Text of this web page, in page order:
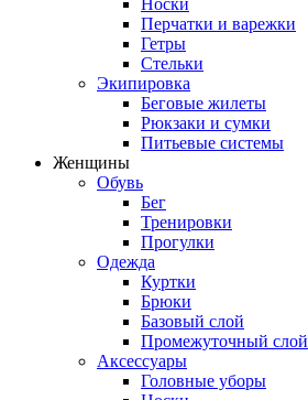
Носки
Перчатки и варежки
Гетры
Стельки
Экипировка
Беговые жилеты
Рюкзаки и сумки
Питьевые системы
Женщины
Обувь
Бег
Тренировки
Прогулки
Одежда
Куртки
Брюки
Базовый слой
Промежуточный слой
Аксессуары
Головные уборы